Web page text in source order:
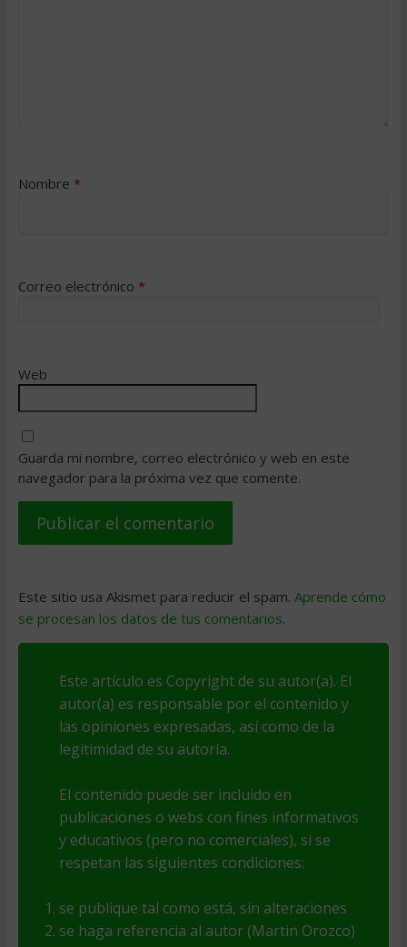
Nombre *
Correo electrónico *
Web
Guarda mi nombre, correo electrónico y web en este
navegador para la próxima vez que comente.
Este sitio usa Akismet para reducir el spam. Aprende cómo
se procesan los datos de tus comentarios.
Este artículo es Copyright de su autor(a). El
autor(a) es responsable por el contenido y
las opiniones expresadas, así como de la
legitimidad de su autoría.
El contenido puede ser incluido en
publicaciones o webs con fines informativos
y educativos (pero no comerciales), si se
respetan las siguientes condiciones:
se publique tal como está, sin alteraciones
se haga referencia al autor (Martin Orozco)